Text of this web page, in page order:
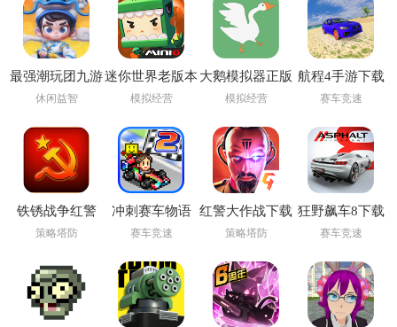
最强潮玩团九游
版
休闲益智
迷你世界老版本
0.44.2下载安装
模拟经营
大鹅模拟器正版
免费下载手机版
模拟经营
航程4手游下载
安装(Voyage 4)
赛车竞速
铁锈战争红警
3mod
策略塔防
冲刺赛车物语
2debug版下载
赛车竞速
红警大作战下载
最新版
策略塔防
狂野飙车8下载
最新版
赛车竞速